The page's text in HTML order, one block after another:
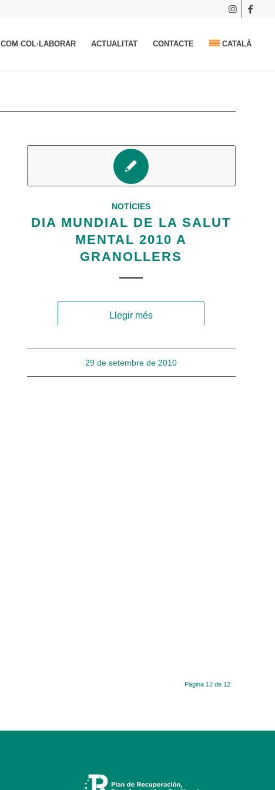
COM COL·LABORAR ACTUALITAT CONTACTE CATALÀ
NOTÍCIES
DIA MUNDIAL DE LA SALUT
MENTAL 2010 A
GRANOLLERS
Llegir més
29 de setembre de 2010
Pàgina 12 de 12